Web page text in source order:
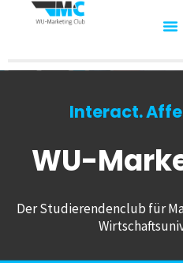
Interact.
WU-
Der Studierendenclub für